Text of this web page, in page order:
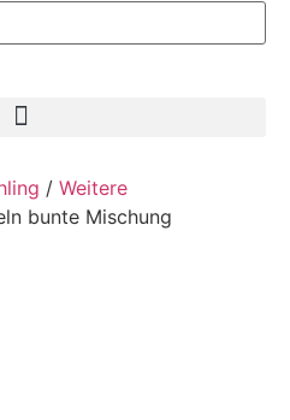
/ Weitere
bunte Mischung